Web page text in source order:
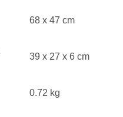
68 x 47 cm
39 x 27 x 6 cm
0.72 kg